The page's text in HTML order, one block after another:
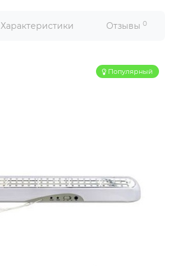
Характеристики Отзывы 0
Популярный